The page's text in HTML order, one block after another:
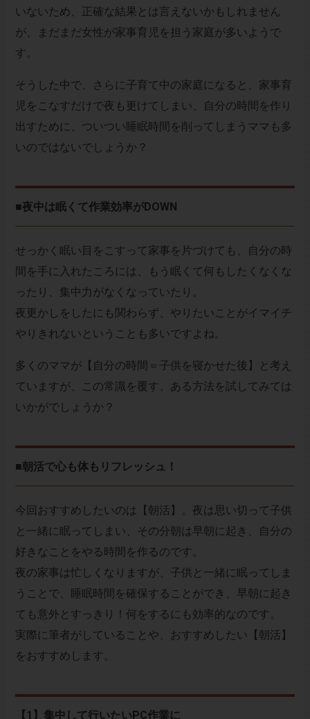
いないため、正確な結果とは言えないかもしれません
が、まだまだ女性が家事育児を担う家庭が多いようで
す。
そうした中で、さらに子育て中の家庭になると、家事育
児をこなすだけで夜も更けてしまい、自分の時間を作り
出すために、ついつい睡眠時間を削ってしまうママも多
いのではないでしょうか？
■夜中は眠くて作業効率がDOWN
せっかく眠い目をこすって家事を片づけても、自分の時
間を手に入れたころには、もう眠くて何もしたくなくな
ったり、集中力がなくなっていたり。
夜更かしをしたにも関わらず、やりたいことがイマイチ
やりきれないということも多いですよね。
多くのママが【自分の時間＝子供を寝かせた後】と考え
ていますが、この常識を覆す、ある方法を試してみては
いかがでしょうか？
■朝活で心も体もリフレッシュ！
今回おすすめしたいのは【朝活】。夜は思い切って子供
と一緒に眠ってしまい、その分朝は早朝に起き、自分の
好きなことをやる時間を作るのです。
夜の家事は忙しくなりますが、子供と一緒に眠ってしま
うことで、睡眠時間を確保することができ、早朝に起き
ても意外とすっきり！何をするにも効率的なのです。
実際に筆者がしていることや、おすすめしたい【朝活】
をおすすめします。
【1】集中して行いたいPC作業に